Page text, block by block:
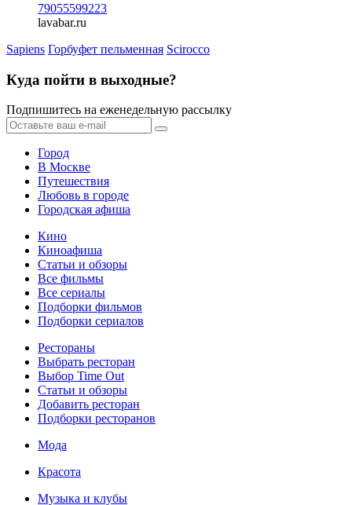
79055599223
lavabar.ru
Sapiens Горбуфет пельменная Scirocco
Куда пойти в выходные?
Подпишитесь на еженедельную рассылку
Город
В Москве
Путешествия
Любовь в городе
Городская афиша
Кино
Киноафиша
Статьи и обзоры
Все фильмы
Все сериалы
Подборки фильмов
Подборки сериалов
Рестораны
Выбрать ресторан
Выбор Time Out
Статьи и обзоры
Добавить ресторан
Подборки ресторанов
Мода
Красота
Музыка и клубы